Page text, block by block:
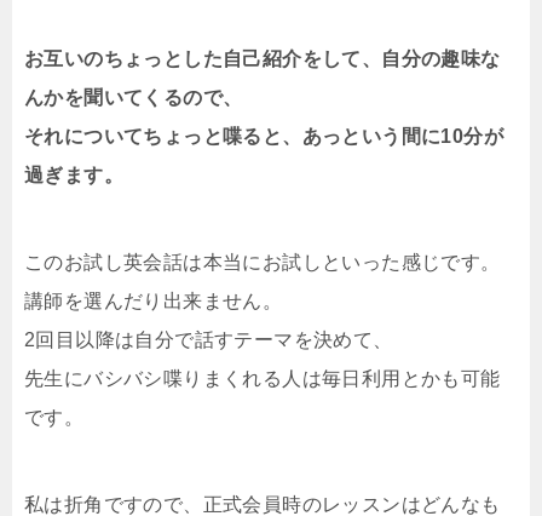
お互いのちょっとした自己紹介をして、自分の趣味な
んかを聞いてくるので、
それについてちょっと喋ると、あっという間に10分が
過ぎます。
このお試し英会話は本当にお試しといった感じです。
講師を選んだり出来ません。
2回目以降は自分で話すテーマを決めて、
先生にバシバシ喋りまくれる人は毎日利用とかも可能
です。
私は折角ですので、正式会員時のレッスンはどんなも